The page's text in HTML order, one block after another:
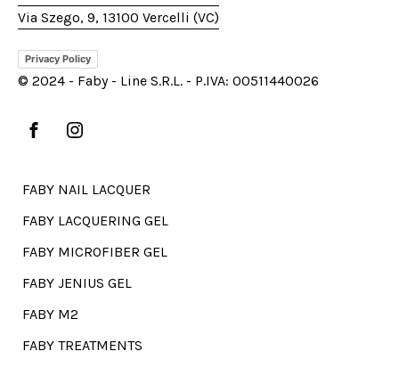
Via Szego, 9, 13100 Vercelli (VC)
Privacy Policy
© 2024 - Faby - Line S.R.L. - P.IVA: 00511440026
FABY NAIL LACQUER
FABY LACQUERING GEL
FABY MICROFIBER GEL
FABY JENIUS GEL
FABY M2
FABY TREATMENTS